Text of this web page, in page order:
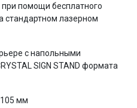
помощи бесплатного
стандартном лазерном
с напольными
SIGN STAND формата
мм